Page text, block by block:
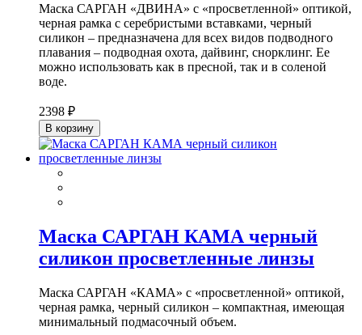
Маска САРГАН «ДВИНА» с «просветленной» оптикой,
черная рамка с серебристыми вставками, черный
силикон – предназначена для всех видов подводного
плавания – подводная охота, дайвинг, снорклинг. Ее
можно использовать как в пресной, так и в соленой
воде.
2398 ₽
В корзину
Маска САРГАН КАМА черный
силикон просветленные линзы
Маска САРГАН «КАМА» с «просветленной» оптикой,
черная рамка, черный силикон – компактная, имеющая
минимальный подмасочный объем.